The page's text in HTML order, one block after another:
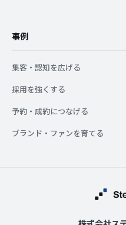
事例
集客・認知を広げる
採用を強くする
予約・成約につなげる
ブランド・ファンを育てる